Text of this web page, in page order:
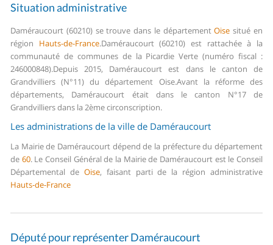
Situation administrative
Daméraucourt (60210) se trouve dans le départementOise situé en
région Hauts-de-France.Daméraucourt (60210) est rattachée à la
communauté de communes de la Picardie Verte (numéro fiscal :
246000848).Depuis 2015, Daméraucourt est dans le canton de
Grandvilliers (N°11) du département Oise.Avant la réforme des
départements, Daméraucourt était dans le canton N°17 de
Grandvilliers dans la 2ème circonscription.
Les administrations de la ville de Daméraucourt
La Mairie de Daméraucourt dépend de la préfecture du département
de 60.Le Conseil Général de la Mairie de Daméraucourt est le Conseil
Départemental de Oise, faisant parti de la région administrative
Hauts-de-France
Député pour représenter Daméraucourt